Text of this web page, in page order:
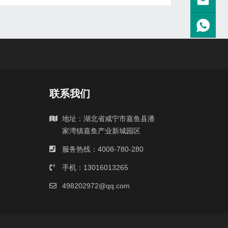
联系我们
地址：湖北省咸宁市嘉鱼县潘
家湾镇嘉鱼产业新城园区
服务热线：4008-780-280
手机：13016013265
498202972@qq.com